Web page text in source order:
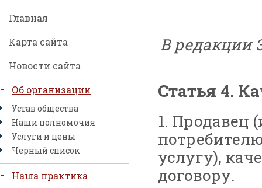
Главная
Карта сайта
Новости сайта
Об организации
Устав общества
Наши полномочия
Услуги и цены
Черный список
Наша практика
В редакции
Статья 4.
1. Продавец
услугу),
договору.